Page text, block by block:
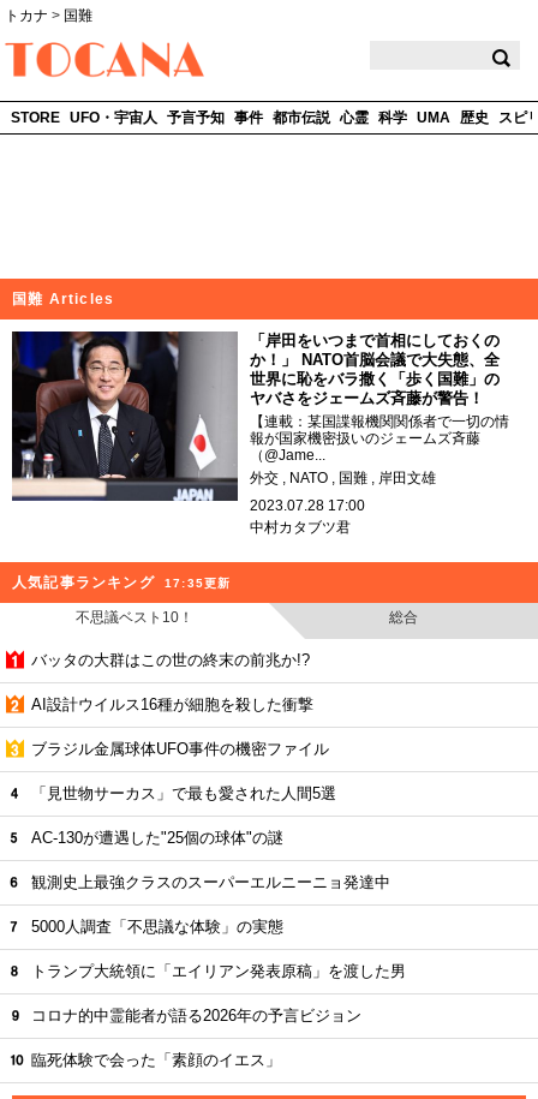
トカナ > 国難
STORE UFO・宇宙人 予言予知 事件 都市伝説 心霊 科学 UMA 歴史 スピ
国難 Articles
「岸田をいつまで首相にしておくの
か！」 NATO首脳会議で大失態、全
世界に恥をバラ撒く「歩く国難」の
ヤバさをジェームズ斉藤が警告！
【連載：某国諜報機関関係者で一切の情
報が国家機密扱いのジェームズ斉藤
（@Jame...
外交
NATO 国難
岸田文雄
2023.07.28 17:00
中村カタブツ君
人気記事ランキング 17:35更新
不思議ベスト10！ 総合
バッタの大群はこの世の終末の前兆か!?
AI設計ウイルス16種が細胞を殺した衝撃
ブラジル金属球体UFO事件の機密ファイル
「見世物サーカス」で最も愛された人間5選
AC-130が遭遇した"25個の球体"の謎
観測史上最強クラスのスーパーエルニーニョ発達中
5000人調査「不思議な体験」の実態
トランプ大統領に「エイリアン発表原稿」を渡した男
コロナ的中霊能者が語る2026年の予言ビジョン
臨死体験で会った「素顔のイエス」